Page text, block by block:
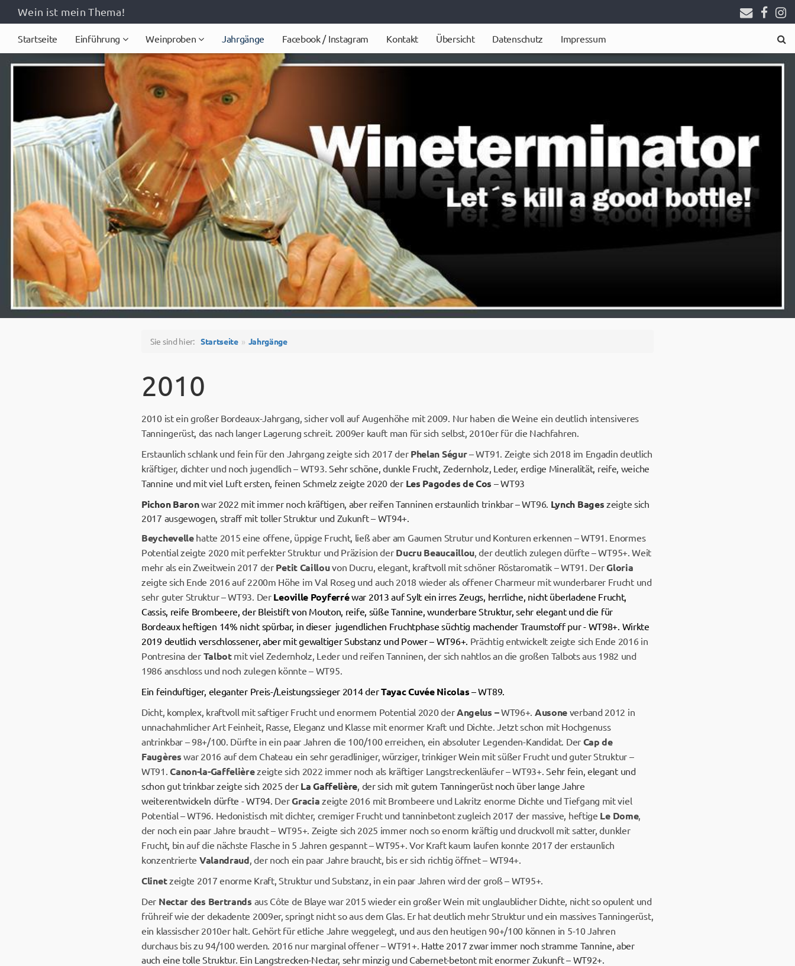
Wein ist mein Thema!
Startseite Einführung Weinproben Jahrgänge Facebook / Instagram Kontakt Übersicht Datenschutz Impressum
Sie sind hier: Startseite Jahrgänge
2010
2010 ist ein großer Bordeaux-Jahrgang, sicher voll auf Augenhöhe mit 2009. Nur haben die Weine ein deutlich intensiveres
Tanningerüst, das nach langer Lagerung schreit. 2009er kauft man für sich selbst, 2010er für die Nachfahren.
Erstaunlich schlank und fein für den Jahrgang zeigte sich 2017 der Phelan Ségur– WT91. Zeigte sich 2018 im Engadin deutlich
kräftiger, dichter und noch jugendlich – WT93. Sehr schöne, dunkle Frucht, Zedernholz, Leder, erdige Mineralität, reife, weiche
Tannine und mit viel Luft ersten, feinen Schmelz zeigte 2020 der Les Pagodes de Cos – WT93
Pichon Baronwar 2022 mit immer noch kräftigen, aber reifen Tanninen erstaunlich trinkbar – WT96. Lynch Bages zeigte sich
2017 ausgewogen, straff mit toller Struktur und Zukunft – WT94+.
Beychevelle hatte 2015 eine offene, üppige Frucht, ließ aber am Gaumen Strutur und Konturen erkennen – WT91. Enormes
Potential zeigte 2020 mit perfekter Struktur und Präzision der Ducru Beaucaillou, der deutlich zulegen dürfte – WT95+. Weit
mehr als ein Zweitwein 2017 der Petit Caillouvon Ducru, elegant, kraftvoll mit schöner Röstaromatik – WT91. DerGloria
zeigte sich Ende 2016 auf 2200m Höhe im Val Roseg und auch 2018 wieder als offener Charmeur mit wunderbarer Frucht und
sehr guter Struktur – WT93. Der Leoville Poyferréwar 2013 auf Sylt ein irres Zeugs, herrliche, nicht überladene Frucht,
Cassis, reife Brombeere, der Bleistift von Mouton, reife, süße Tannine, wunderbare Struktur, sehr elegant und die für
Bordeaux heftigen 14% nicht spürbar, in dieser jugendlichen Fruchtphase süchtig machender Traumstoff pur - WT98+. Wirkte
2019 deutlich verschlossener, aber mit gewaltiger Substanz und Power – WT96+. Prächtig entwickelt zeigte sich Ende 2016 in
Pontresina der Talbotmit viel Zedernholz, Leder und reifen Tanninen, der sich nahtlos an die großen Talbots aus 1982 und
1986 anschloss und noch zulegen könnte – WT95.
Ein feinduftiger, eleganter Preis-/Leistungssieger 2014 derTayac Cuvée Nicolas – WT89.
Dicht, komplex, kraftvoll mit saftiger Frucht und enormem Potential 2020 derAngelus –WT96+. Ausone verband 2012 in
unnachahmlicher Art Feinheit, Rasse, Eleganz und Klasse mit enormer Kraft und Dichte. Jetzt schon mit Hochgenuss
antrinkbar – 98+/100. Dürfte in ein paar Jahren die 100/100 erreichen, ein absoluter Legenden-Kandidat. Der Cap de
Faugères war 2016 auf dem Chateau ein sehr geradliniger, würziger, trinkiger Wein mit süßer Frucht und guter Struktur –
WT91.Canon-la-Gaffelièrezeigte sich 2022 immer noch als kräftiger Langstreckenläufer – WT93+.Sehr fein, elegant und
schon gut trinkbar zeigte sich 2025 derLa Gaffelière, der sich mit gutem Tanningerüst noch über lange Jahre
weiterentwickeln dürfte - WT94. DerGracia zeigte 2016 mit Brombeere und Lakritz enorme Dichte und Tiefgang mit viel
Potential – WT96. Hedonistisch mit dichter, cremiger Frucht und tanninbetont zugleich 2017 der massive, heftige Le Dome,
der noch ein paar Jahre braucht – WT95+. Zeigte sich 2025 immer noch so enorm kräftig und druckvoll mit satter, dunkler
Frucht, bin auf die nächste Flasche in 5 Jahren gespannt – WT95+. Vor Kraft kaum laufen konnte 2017 der erstaunlich
konzentrierte Valandraud, der noch ein paar Jahre braucht, bis er sich richtig öffnet – WT94+.
Clinetzeigte 2017 enorme Kraft, Struktur und Substanz, in ein paar Jahren wird der groß – WT95+.
Der Nectar des Bertrands aus Côte de Blaye war 2015 wieder ein großer Wein mit unglaublicher Dichte, nicht so opulent und
frühreif wie der dekadente 2009er, springt nicht so aus dem Glas. Er hat deutlich mehr Struktur und ein massives Tanningerüst,
ein klassischer 2010er halt. Gehört für etliche Jahre weggelegt, und aus den heutigen 90+/100 können in 5-10 Jahren
durchaus bis zu 94/100 werden. 2016 nur marginal offener – WT91+. Hatte 2017 zwar immer noch stramme Tannine, aber
auch eine tolle Struktur. Ein Langstrecken-Nectar, sehr minzig und Cabernet-betont mit enormer Zukunft – WT92+.